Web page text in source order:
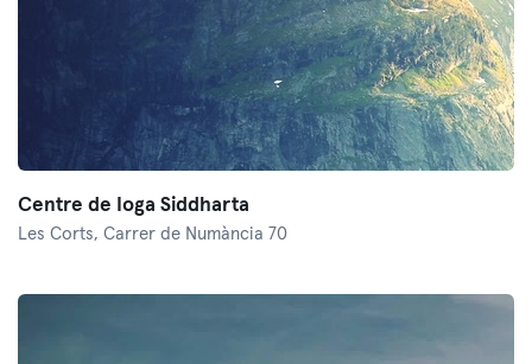
Centre de Ioga Siddharta
Les Corts, Carrer de Numància 70